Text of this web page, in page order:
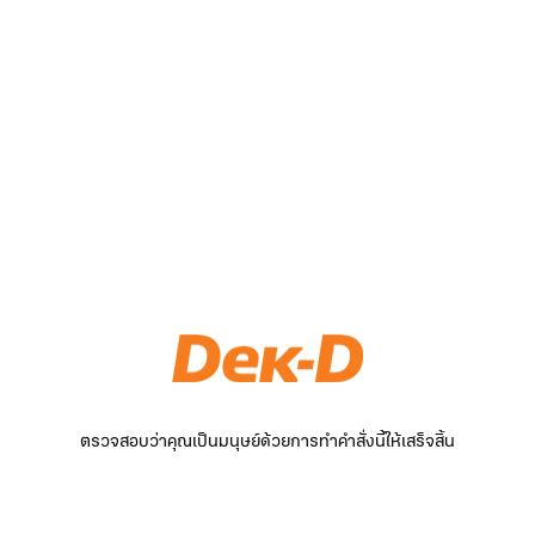
ตรวจสอบว่าคุณเป็นมนุษย์ด้วยการทำคำสั่งนี้ให้เสร็จสิ้น